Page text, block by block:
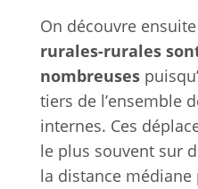
On découvre
rurales-rurales
nombreuses
tiers de l’ensemble
internes. Ces
le plus souvent sur
la distance